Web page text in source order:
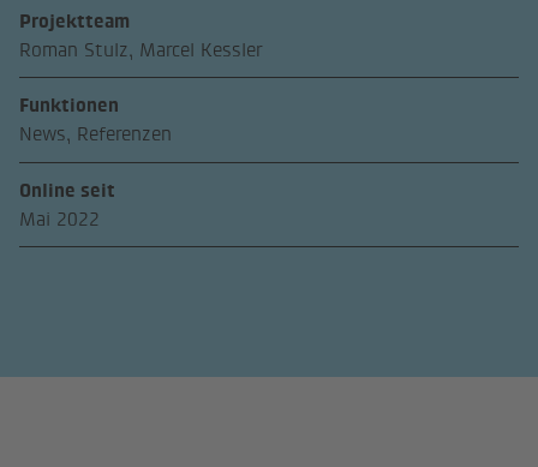
Projektteam
Roman Stulz, Marcel Kessler
Funktionen
News, Referenzen
Online seit
Mai 2022